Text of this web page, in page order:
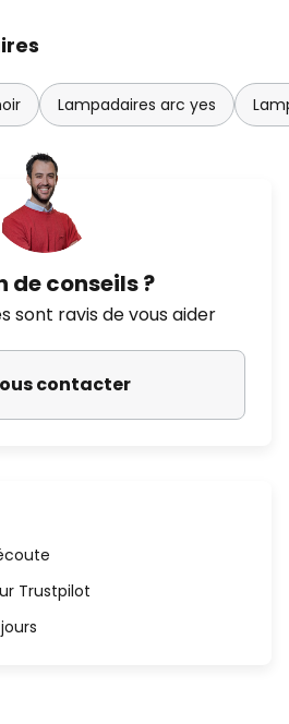
Lampadaires arc yes
de conseils ?
sont ravis de vous aider
contacter
Trustpilot